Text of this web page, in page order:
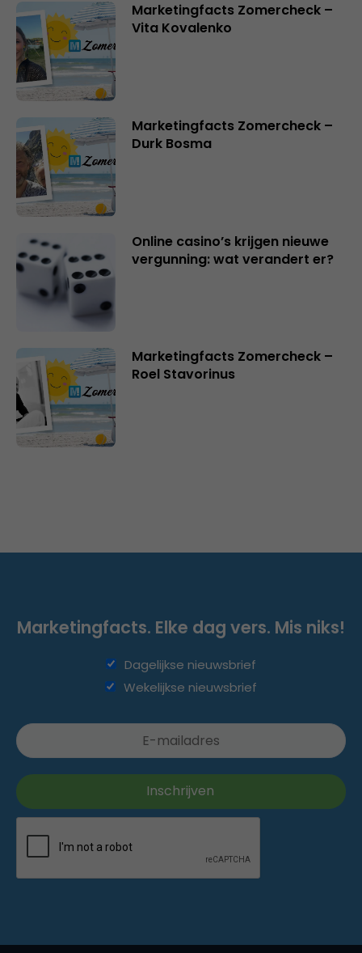
Marketingfacts Zomercheck –
Vita Kovalenko
Marketingfacts Zomercheck –
Durk Bosma
Online casino’s krijgen nieuwe
vergunning: wat verandert er?
Marketingfacts Zomercheck –
Roel Stavorinus
Marketingfacts. Elke dag vers. Mis niks!
Dagelijkse nieuwsbrief
Wekelijkse nieuwsbrief